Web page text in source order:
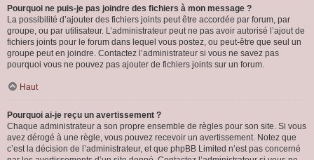
Pourquoi ne puis-je pas joindre des fichiers à mon message ?
La possibilité d’ajouter des fichiers joints peut être accordée par forum, par
groupe, ou par utilisateur. L’administrateur peut ne pas avoir autorisé l’ajout de
fichiers joints pour le forum dans lequel vous postez, ou peut-être que seul un
groupe peut en joindre. Contactez l’administrateur si vous ne savez pas
pourquoi vous ne pouvez pas ajouter de fichiers joints sur un forum.
Haut
Pourquoi ai-je reçu un avertissement ?
Chaque administrateur a son propre ensemble de règles pour son site. Si vous
avez dérogé à une règle, vous pouvez recevoir un avertissement. Notez que
c’est la décision de l’administrateur, et que phpBB Limited n’est pas concerné